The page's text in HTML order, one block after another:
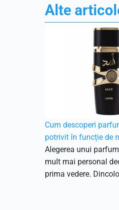
Alte
Cum descoperi
potrivit în funcție de
Alegerea unui
mult mai personal
prima vedere.